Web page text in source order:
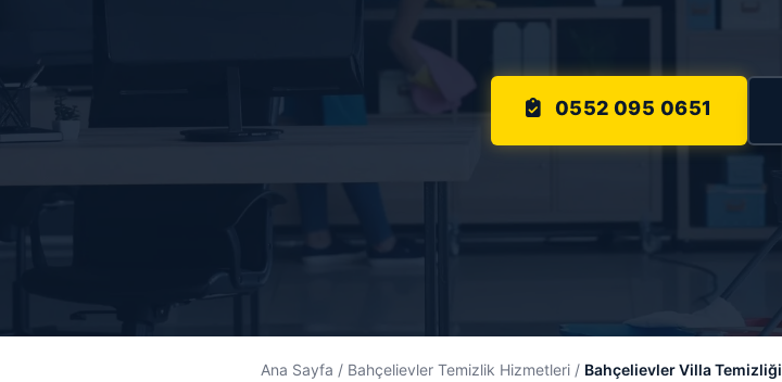
0552 095 0651
Ana Sayfa / Bahçelievler Temizlik Hizmetleri / Bahçelievler Villa Temizliği